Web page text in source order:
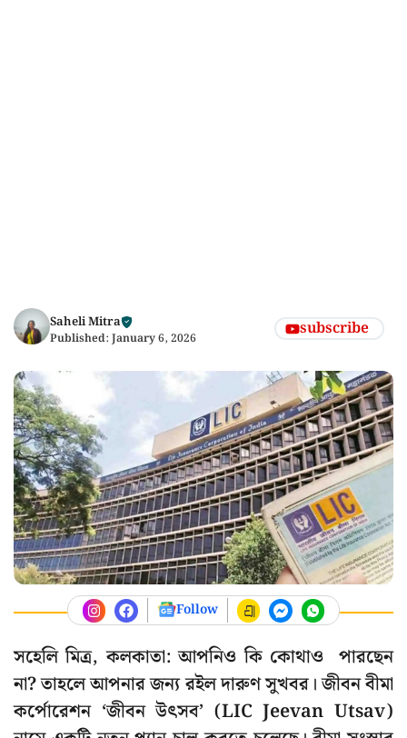
Saheli Mitra
Published: January 6, 2026 subscribe
Follow
সহেলি মিত্র, কলকাতা: আপনিও কি কোথাও পারছেন
না? তাহলে আপনার জন্য রইল দারুণ সুখবর। জীবন বীমা
কর্পোরেশন ‘জীবন উৎসব’ (LIC Jeevan Utsav)